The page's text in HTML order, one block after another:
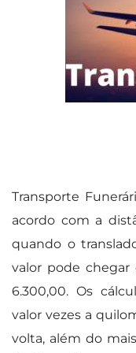
Transporte
acordo com a
quando o
valor pode chegar
6.300,00. Os
valor vezes a
volta, além do